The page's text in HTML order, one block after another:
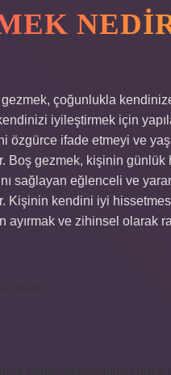
çoğunlukla
iyileştirmek için
özgürce ifade etmeyi ve
Boş gezmek, kişinin
sağlayan eğlenceli ve
Kişinin kendini iyi
ayırmak ve zihinsel olarak